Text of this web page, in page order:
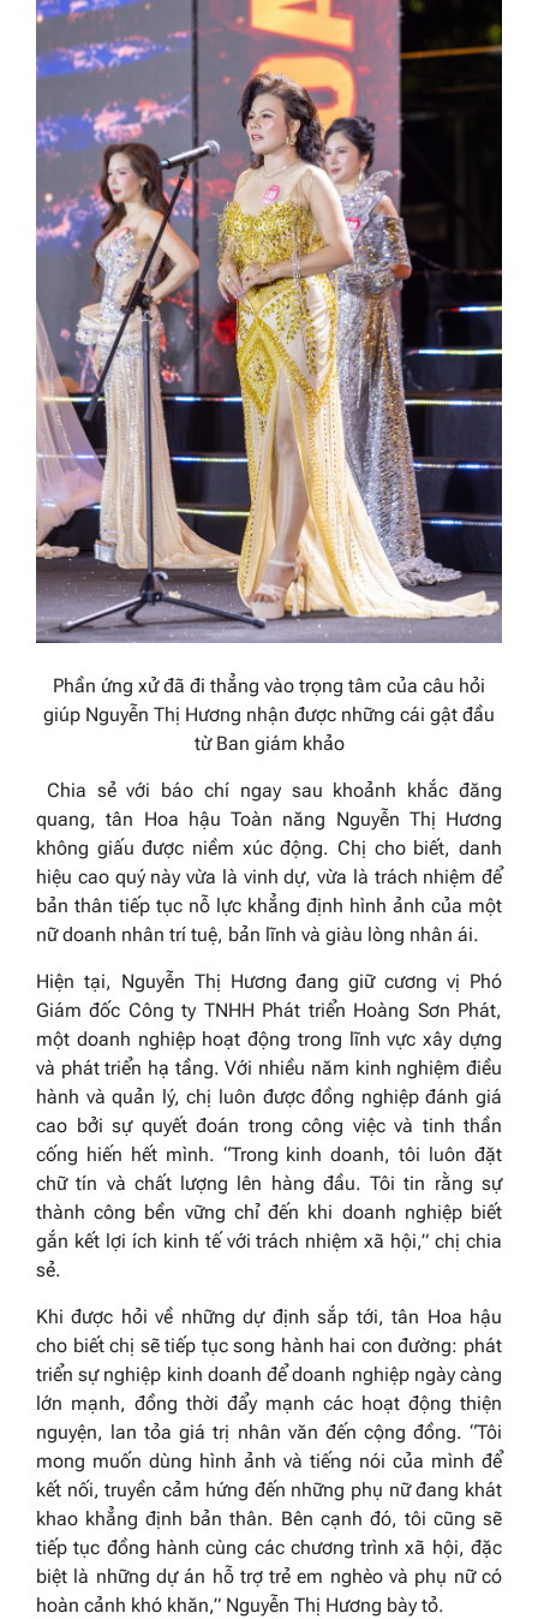
Phần ứng xửđã đi thẳng vào trọng tâm của câu hỏi
giúp Nguyễn Thị Hương nhận được những cái gật đầu
từ Ban giám khảo
Chia sẻ với báo chí ngay sau khoảnh khắc đăng
quang, tân Hoa hậu Toàn năng Nguyễn Thị Hương
không giấu được niềm xúc động. Chị cho biết, danh
hiệu cao quý này vừa là vinh dự, vừa là trách nhiệm để
bản thân tiếp tục nỗ lực khẳng định hình ảnh của một
nữ doanh nhân trí tuệ, bản lĩnh và giàu lòng nhân ái.
Hiện tại, Nguyễn Thị Hương đang giữ cương vị Phó
Giám đốc Công ty TNHH Phát triển Hoàng Sơn Phát,
một doanh nghiệp hoạt động trong lĩnh vực xây dựng
và phát triển hạ tầng. Với nhiều năm kinh nghiệm điều
hành và quản lý, chị luôn được đồng nghiệp đánh giá
cao bởi sự quyết đoán trong công việc và tinh thần
cống hiến hết mình. “Trong kinh doanh, tôi luôn đặt
chữ tín và chất lượng lên hàng đầu. Tôi tin rằng sự
thành công bền vững chỉ đến khi doanh nghiệp biết
gắn kết lợi ích kinh tế với trách nhiệm xã hội,” chị chia
sẻ.
Khi được hỏi về những dự định sắp tới, tân Hoa hậu
cho biết chị sẽ tiếp tục song hành hai con đường: phát
triển sự nghiệp kinh doanh để doanh nghiệp ngày càng
lớn mạnh, đồng thời đẩy mạnh các hoạt động thiện
nguyện, lan tỏa giá trị nhân văn đến cộng đồng. “Tôi
mong muốn dùng hình ảnh và tiếng nói của mình để
kết nối, truyền cảm hứng đến những phụ nữ đang khát
khao khẳng định bản thân. Bên cạnh đó, tôi cũng sẽ
tiếp tục đồng hành cùng các chương trình xã hội, đặc
biệt là những dự án hỗ trợ trẻ em nghèo và phụ nữ có
hoàn cảnh khó khăn,” Nguyễn Thị Hương bày tỏ.